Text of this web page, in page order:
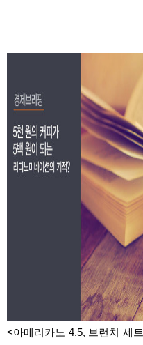
<아메리카노 4.5, 브런치 세